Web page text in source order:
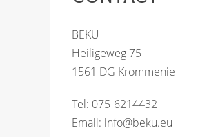
BEKU
Heiligeweg 75
1561 DG Krommenie
Tel: 075-6214432
Email: info@beku.eu